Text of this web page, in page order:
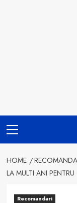
Menu
HOME
LA MULTI ANI
Recomandari